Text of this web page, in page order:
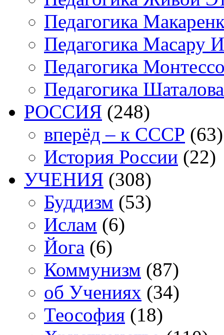
Педагогика
Педагогика Масару
Педагогика
Педагогика Шаталова
РОССИЯ (248)
вперёд – к СССР (63)
История России (22)
УЧЕНИЯ (308)
Буддизм (53)
Ислам (6)
Йога (6)
Коммунизм (87)
об Учениях (34)
Теософия (18)